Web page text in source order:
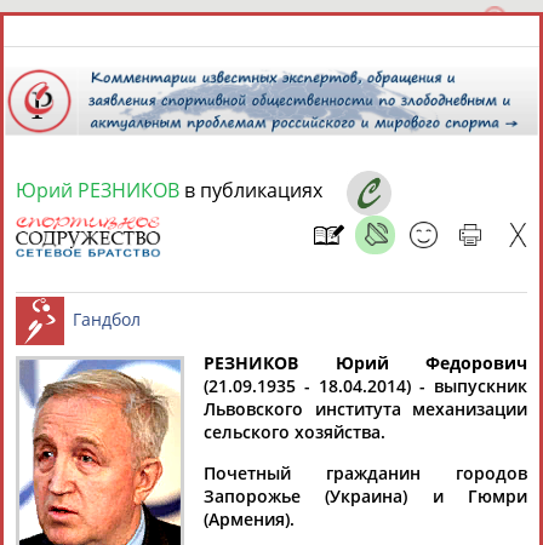
7 августа 2026 года,
СПОРТСМЕНЫ, ТРЕНЕРЫ И СПЕЦИАЛИСТЫ
Найдено: 13181персон Расширенный поиск
Аслаудин
АБАЕВ
Елена
АБАИМОВА
Мария
АБАКУМОВА
Юлия
Юрий РЕЗНИКОВ в публикациях
Гандбол
РЕЗНИКОВ Юрий Федорович
(21.09.1935 - 18.04.2014) - выпускник
Львовского института механизации
сельского хозяйства.
Почетный гражданин городов
Запорожье (Украина) и Гюмри
(Армения).